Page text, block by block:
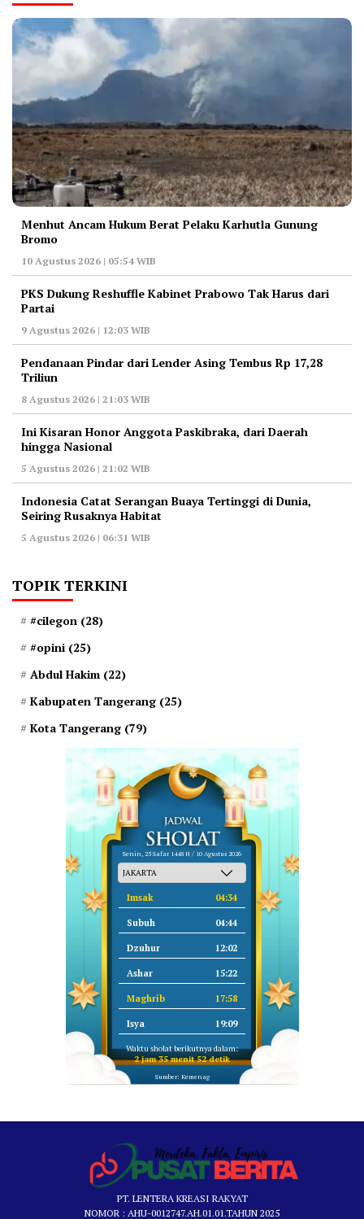
Menhut Ancam Hukum Berat Pelaku Karhutla Gunung
Bromo
10 Agustus 2026 | 05:54 WIB
PKS Dukung Reshuffle Kabinet Prabowo Tak Harus dari
Partai
9 Agustus 2026 | 12:03 WIB
Pendanaan Pindar dari Lender Asing Tembus Rp 17,28
Triliun
8 Agustus 2026 | 21:03 WIB
Ini Kisaran Honor Anggota Paskibraka, dari Daerah
hingga Nasional
5 Agustus 2026 | 21:02 WIB
Indonesia Catat Serangan Buaya Tertinggi di Dunia,
Seiring Rusaknya Habitat
5 Agustus 2026 | 06:31 WIB
TOPIK TERKINI
#cilegon (28)
#opini (25)
Abdul Hakim (22)
Kabupaten Tangerang (25)
Kota Tangerang (79)
Senin, 25 Safar 1448 H / 10 Agustus 2026
Imsak 04:34
Subuh 04:44
Dzuhur 12:02
Ashar 15:22
Maghrib 17:58
Isya 19:09
Waktu sholat berikutnya dalam:
2 jam 35 menit 51 detik
Sumber: Kemenag
PT. LENTERA KREASI RAKYAT
NOMOR : AHU-0012747.AH.01.01.TAHUN 2025